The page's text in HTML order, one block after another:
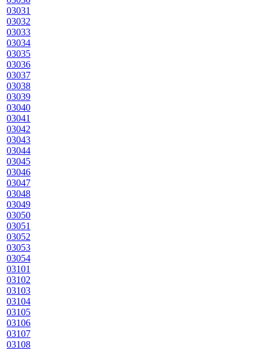
03031
03032
03033
03034
03035
03036
03037
03038
03039
03040
03041
03042
03043
03044
03045
03046
03047
03048
03049
03050
03051
03052
03053
03054
03101
03102
03103
03104
03105
03106
03107
03108